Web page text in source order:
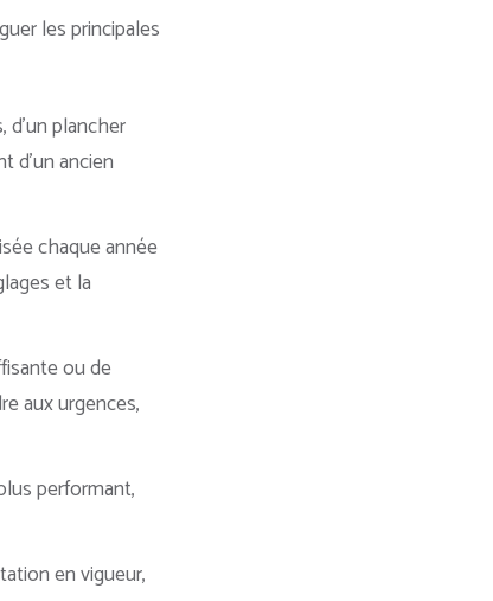
les principales
d’un plancher
d’un ancien
chaque année
et la
ou de
aux urgences,
performant,
en vigueur,